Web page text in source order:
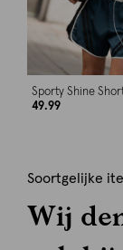
Sporty Shine
49.99
Soortgelijke
Wij